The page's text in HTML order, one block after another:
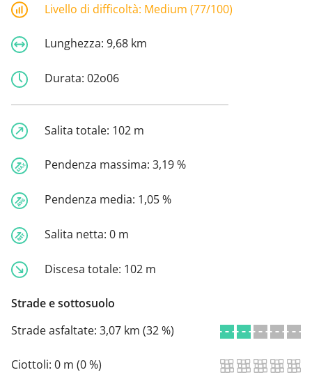
Livello di difficoltà: Medium (77/100)
Lunghezza: 9,68 km
Durata: 02o06
Salita totale: 102 m
Pendenza massima: 3,19 %
Pendenza media: 1,05 %
Salita netta: 0 m
Discesa totale: 102 m
Strade e sottosuolo
Strade asfaltate: 3,07 km (32 %)
Ciottoli: 0 m (0 %)